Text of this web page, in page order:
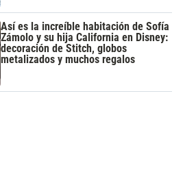
Así es la increíble habitación de Sofía
Zámolo y su hija California en Disney:
decoración de Stitch, globos
metalizados y muchos regalos